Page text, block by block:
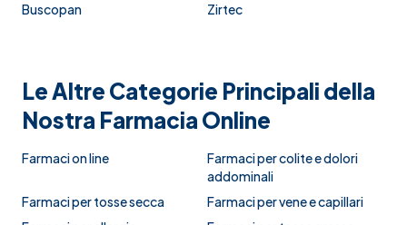
Buscopan
Zirtec
Le Altre Categorie Principali della
Nostra Farmacia Online
Farmaci on line
Farmaci per colite e dolori
addominali
Farmaci per tosse secca
Farmaci per vene e capillari